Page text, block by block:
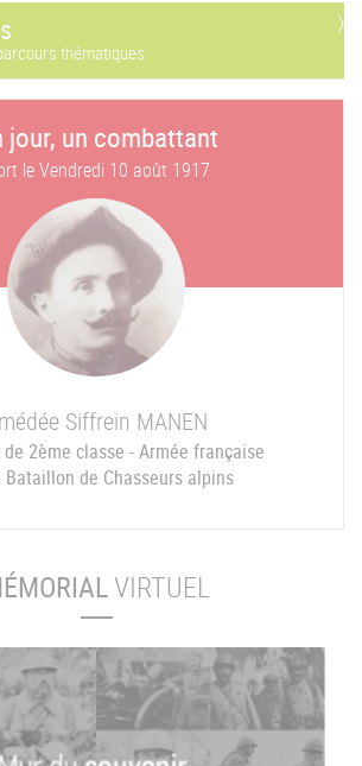
thématiques
jour, un combattant
leVendredi 10 août 1917
Siffrein MANEN
de 2ème classe - Armée française
Bataillon de Chasseurs alpins
VIRTUEL